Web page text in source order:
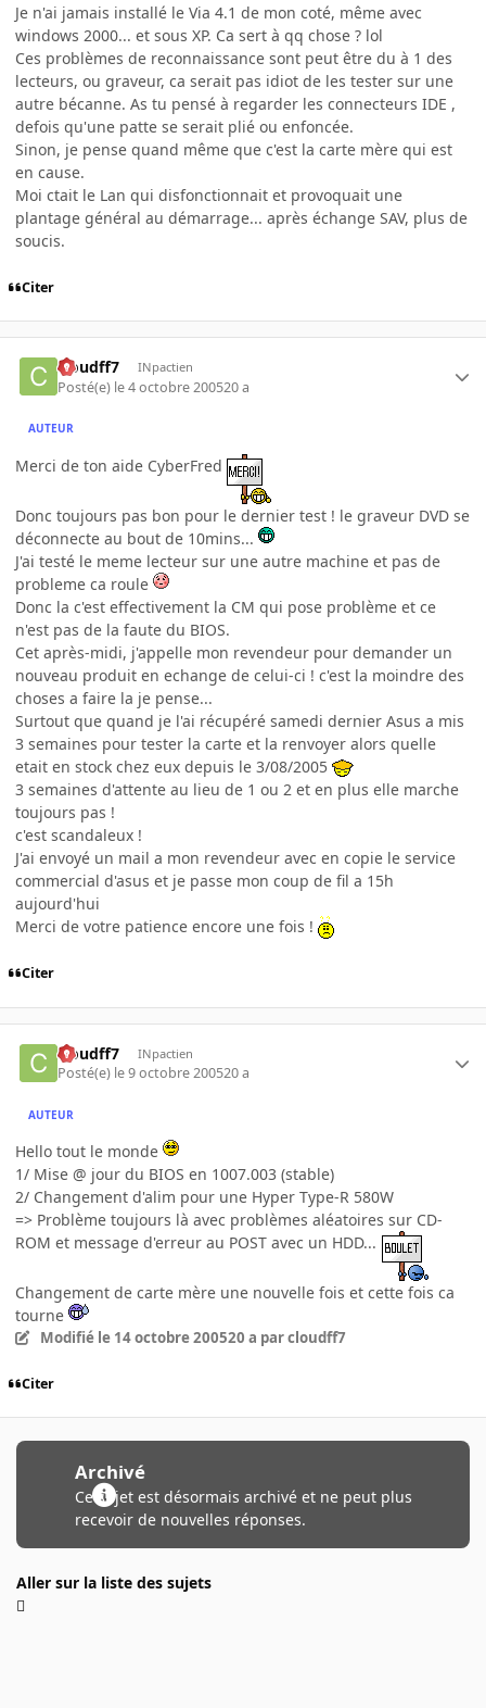
Je n'ai jamais installé le Via 4.1 de mon coté, même avec
windows 2000... et sous XP. Ca sert à qq chose ? lol
Ces problèmes de reconnaissance sont peut être du à 1 des
lecteurs, ou graveur, ca serait pas idiot de les tester sur une
autre bécanne. As tu pensé à regarder les connecteurs IDE ,
defois qu'une patte se serait plié ou enfoncée.
Sinon, je pense quand même que c'est la carte mère qui est
en cause.
Moi ctait le Lan qui disfonctionnait et provoquait une
plantage général au démarrage... après échange SAV, plus de
soucis.
Citer
cloudff7 INpactien
Posté(e) le 4 octobre 200520 a
AUTEUR
Merci de ton aide CyberFred
Donc toujours pas bon pour le dernier test ! le graveur DVD se
déconnecte au bout de 10mins...
J'ai testé le meme lecteur sur une autre machine et pas de
probleme ca roule
Donc la c'est effectivement la CM qui pose problème et ce
n'est pas de la faute du BIOS.
Cet après-midi, j'appelle mon revendeur pour demander un
nouveau produit en echange de celui-ci ! c'est la moindre des
choses a faire la je pense...
Surtout que quand je l'ai récupéré samedi dernier Asus a mis
3 semaines pour tester la carte et la renvoyer alors quelle
etait en stock chez eux depuis le 3/08/2005
3 semaines d'attente au lieu de 1 ou 2 et en plus elle marche
toujours pas !
c'est scandaleux !
J'ai envoyé un mail a mon revendeur avec en copie le service
commercial d'asus et je passe mon coup de fil a 15h
aujourd'hui
Merci de votre patience encore une fois !
Citer
cloudff7 INpactien
Posté(e) le 9 octobre 200520 a
AUTEUR
Hello tout le monde
1/ Mise @ jour du BIOS en 1007.003 (stable)
2/ Changement d'alim pour une Hyper Type-R 580W
=> Problème toujours là avec problèmes aléatoires sur CD-
ROM et message d'erreur au POST avec un HDD...
Changement de carte mère une nouvelle fois et cette fois ca
tourne
Modifié le 14 octobre 200520 a par cloudff7
Citer
Archivé
Ce sujet est désormais archivé et ne peut plus
recevoir de nouvelles réponses.
Aller sur la liste des sujets